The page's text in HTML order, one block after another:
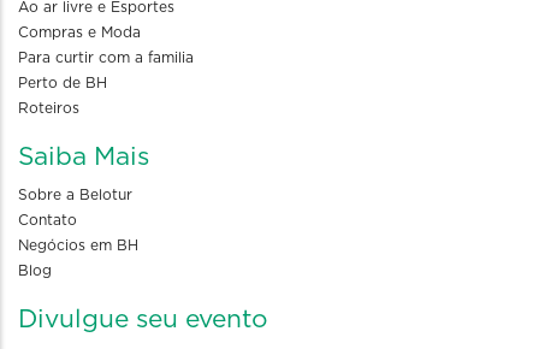
Ao ar livre e Esportes
Compras e Moda
Para curtir com a familia
Perto de BH
Roteiros
Saiba Mais
Sobre a Belotur
Contato
Negócios em BH
Blog
Divulgue seu evento